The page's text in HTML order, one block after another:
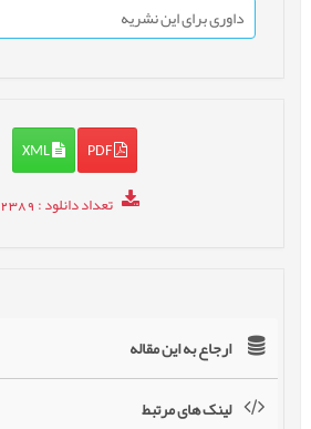
داوری برای این نشریه
PDF
XML
تعداد دانلود: 2389
ارجاع به این مقاله
لینک های مرتبط